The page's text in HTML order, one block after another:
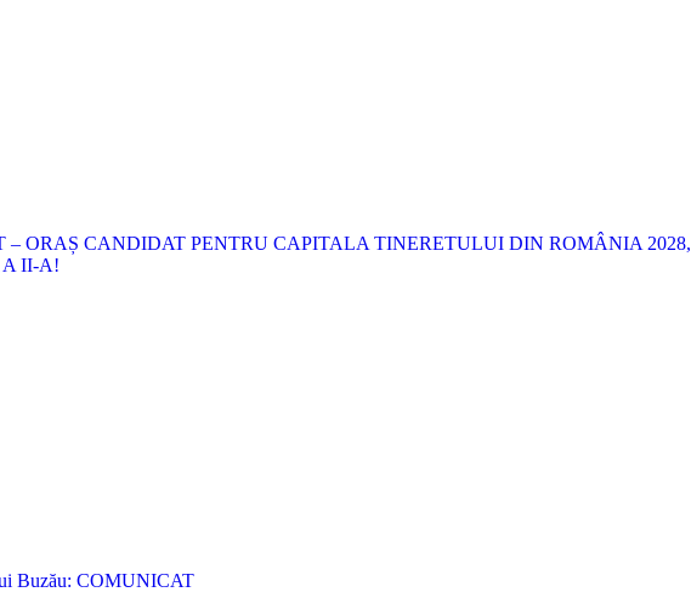
– ORAȘ CANDIDAT PENTRU CAPITALA TINERETULUI DIN ROMÂNIA 2028,
A II-A!
Buzău: COMUNICAT